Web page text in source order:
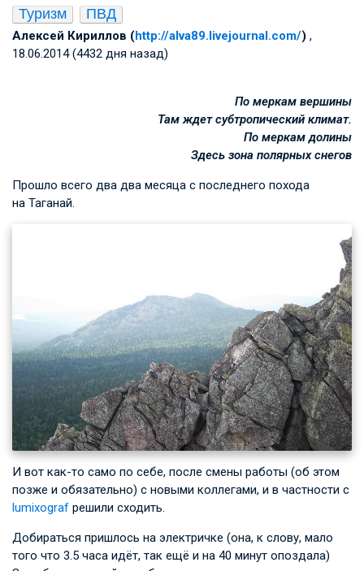
Туризм
ПВД
Алексей Кириллов (http://alva89.livejournal.com/) ,
18.06.2014 (4432 дня назад)
По меркам вершины
Там ждет субтропический климат.
По меркам долины
Здесь зона полярных снегов
Прошло всего два два месяца с последнего похода
на Таганай.
И вот как-то само по себе, после смены работы (об этом
позже и обязательно) с новыми коллегами, и в частности с
lumixograf решили сходить.
Добираться пришлось на электричке (она, к слову, мало
того что 3.5 часа идёт, так ещё и на 40 минут опоздала)